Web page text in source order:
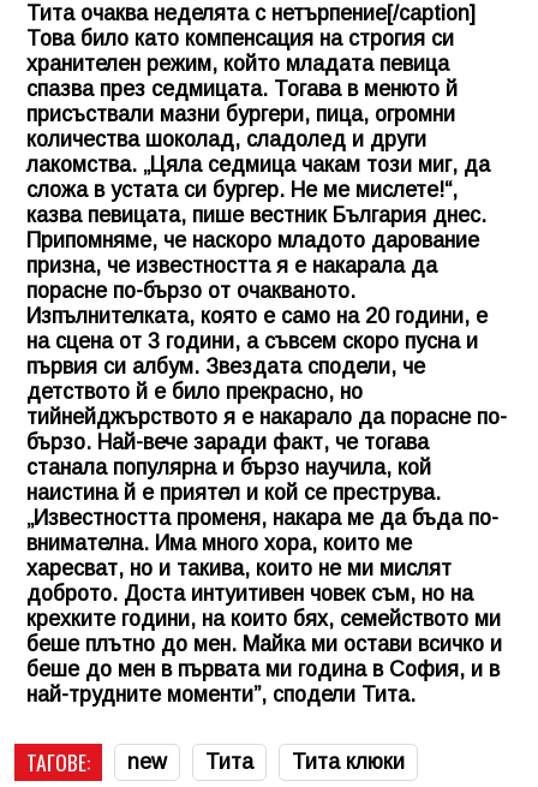
Тита очаква неделята с нетърпение[/caption]
Това било като компенсация на строгия си
хранителен режим, който младата певица
спазва през седмицата. Тогава в менюто й
присъствали мазни бургери, пица, огромни
количества шоколад, сладолед и други
лакомства. „Цяла седмица чакам този миг, да
сложа в устата си бургер. Не ме мислете!“,
казва певицата, пише вестник България днес.
Припомняме, че наскоро младото дарование
призна, че известността я е накарала да
порасне по-бързо от очакваното.
Изпълнителката, която е само на 20 години, е
на сцена от 3 години, а съвсем скоро пусна и
първия си албум. Звездата сподели, че
детството й е било прекрасно, но
тийнейджърството я е накарало да порасне по-
бързо. Най-вече заради факт, че тогава
станала популярна и бързо научила, кой
наистина й е приятел и кой се преструва.
„Известността променя, накара ме да бъда по-
внимателна. Има много хора, които ме
харесват, но и такива, които не ми мислят
доброто. Доста интуитивен човек съм, но на
крехките години, на които бях, семейството ми
беше плътно до мен. Майка ми остави всичко и
беше до мен в първата ми година в София, и в
най-трудните моменти”, сподели Тита.
ТАГОВЕ: new Тита
Тита клюки